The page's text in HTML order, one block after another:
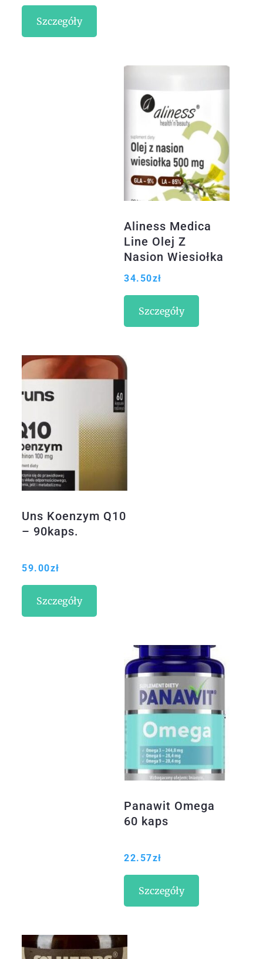
Szczegóły
Aliness Medica
Line Olej Z
Nasion Wiesiołka
500Mg 90Kaps.
34.50zł
Szczegóły
Uns Koenzym Q10
– 90kaps.
59.00zł
Szczegóły
Panawit Omega
60 kaps
22.57zł
Szczegóły